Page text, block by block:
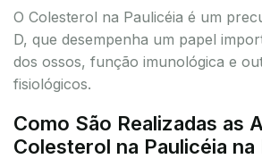
O Colesterol na Paulicéia é um
D, que desempenha um papel
dos ossos, função imunológica e
fisiológicos.
Como São Realizadas as
Colesterol na Paulicéia na